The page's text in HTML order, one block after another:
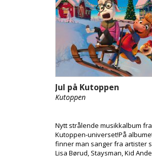
Jul på Kutoppen
Kutoppen
Nytt strålende musikkalbum fra
Kutoppen-universet!På
finner man sanger fra artister
Lisa Børud, Staysman, Kid